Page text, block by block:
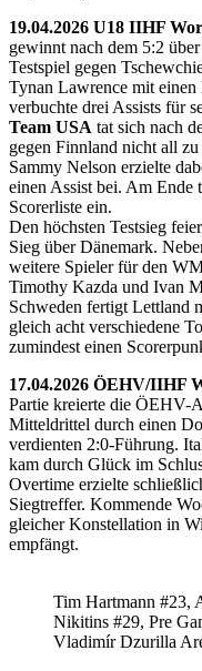
19.04.2026 U18 IIHF
gewinnt nach dem 5:2
Testspiel gegen
Tynan Lawrence mit
verbuchte drei Assists für
Team USA tat sich nach
gegen Finnland nicht all
Sammy Nelson erzielte
einen Assist bei. Am
Scorerliste ein.
Den höchsten Testsieg
Sieg über Dänemark.
weitere Spieler für den
Timothy Kazda und Ivan
Schweden fertigt Lettland
gleich acht verschiedene
zumindest einen
17.04.2026 ÖEHV/IIHF
Partie kreierte die ÖEHV-
Mitteldrittel durch einen
verdienten 2:0-Führung.
kam durch Glück im
Overtime erzielte
Siegtreffer. Kommende
gleicher Konstellation in
empfängt.
Tim Hartmann #23,
Nikitins #29, Pre
Vladimír Dzurilla